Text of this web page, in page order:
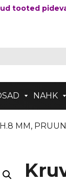
tooted
NAHK
MM,